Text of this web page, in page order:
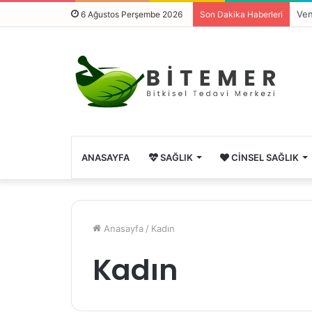
6 Ağustos Perşembe 2026 Son Dakika Haberleri
ANASAYFA SAĞLIK CINSEL SAĞLIK
Anasayfa / Kadın
Kadın